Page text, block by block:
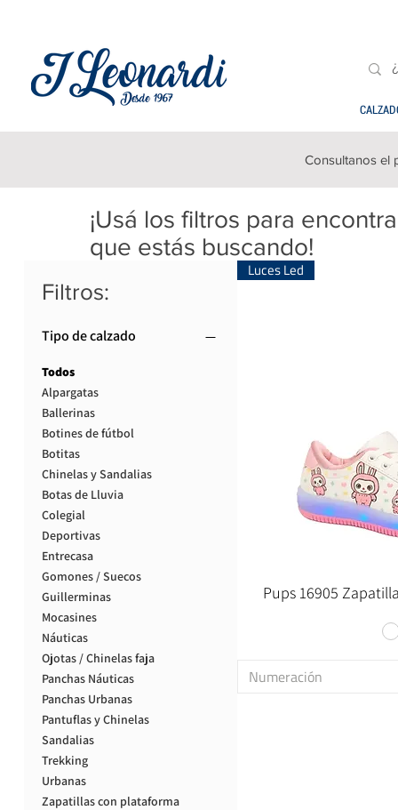
Filtros:
Tipo de calzado
Todos
Alpargatas
Ballerinas
Botines de fútbol
Botitas
Chinelas y Sandalias
Botas de Lluvia
Colegial
Deportivas
Entrecasa
Gomones / Suecos
Guillerminas
Mocasines
Náuticas
Ojotas / Chinelas faja
Panchas Náuticas
Panchas Urbanas
Pantuflas y Chinelas
Sandalias
Trekking
Urbanas
Zapatillas con plataforma
Luces Led
Pups 16905
Numeración
¡Usá los filtros para
que estás buscando!
Consultanos el